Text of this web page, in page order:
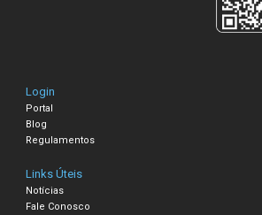
Login
Portal
Blog
Regulamentos
Links Úteis
Notícias
Fale Conosco